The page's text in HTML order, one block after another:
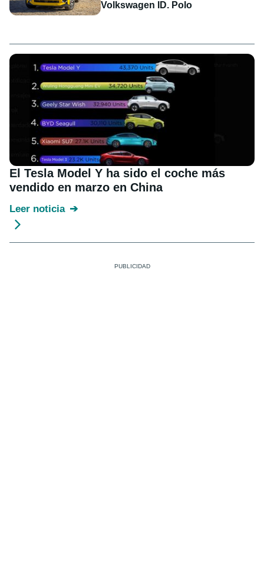
Volkswagen ID. Polo
El Tesla Model Y ha sido el coche más
vendido en marzo en China
Leer noticia